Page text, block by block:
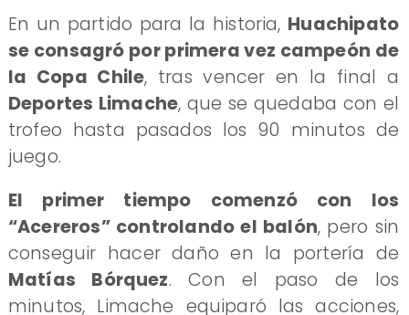
En un partido para la historia, Huachipato
se consagró por primera vez campeón de
la Copa Chile, tras vencer en la final a
Deportes Limache, que se quedaba con el
trofeo hasta pasados los 90 minutos de
juego.
El primer tiempo comenzó con los
“Acereros” controlando el balón, pero sin
conseguir hacer daño en la portería de
Matías Bórquez. Con el paso de los
minutos, Limache equiparó las acciones,